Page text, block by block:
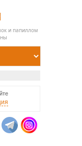
и папиллом